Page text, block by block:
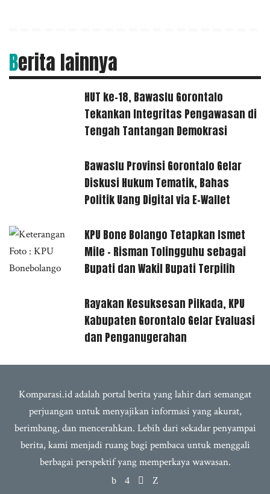
Berita lainnya
HUT ke-18, Bawaslu Gorontalo
Tekankan Integritas Pengawasan di
Tengah Tantangan Demokrasi
Bawaslu Provinsi Gorontalo Gelar
Diskusi Hukum Tematik, Bahas
Politik Uang Digital via E-Wallet
KPU Bone Bolango Tetapkan Ismet
Mile – Risman Tolingguhu sebagai
Bupati dan Wakil Bupati Terpilih
Rayakan Kesuksesan Pilkada, KPU
Kabupaten Gorontalo Gelar Evaluasi
dan Penganugerahan
Komparasi.id adalah portal berita yang lahir dari semangat
perjuangan untuk menyajikan informasi yang akurat,
berimbang, dan mencerahkan. Lebih dari sekadar penyampai
berita, kami menjadi ruang bagi pembaca untuk menggali
berbagai perspektif yang memperkaya wawasan.